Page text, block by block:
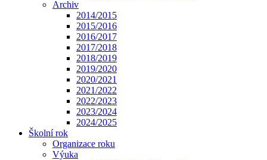
Archiv
2014/2015
2015/2016
2016/2017
2017/2018
2018/2019
2019/2020
2020/2021
2021/2022
2022/2023
2023/2024
2024/2025
Školní rok
Organizace roku
Výuka